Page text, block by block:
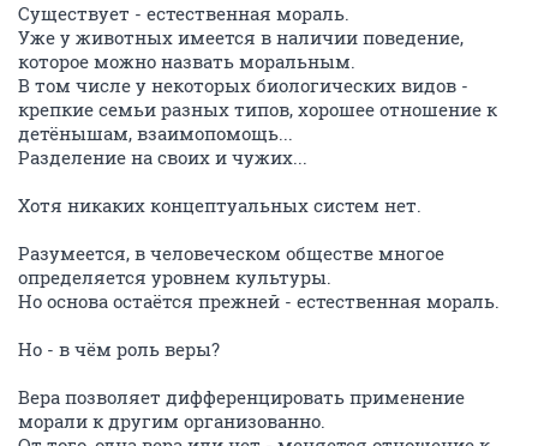
Существует - естественная мораль.
Уже у животных имеется в наличии поведение,
которое можно назвать моральным.
В том числе у некоторых биологических видов -
крепкие семьи разных типов, хорошее отношение к
детёнышам, взаимопомощь...
Разделение на своих и чужих...
Хотя никаких концептуальных систем нет.
Разумеется, в человеческом обществе многое
определяется уровнем культуры.
Но основа остаётся прежней - естественная мораль.
Но - в чём роль веры?
Вера позволяет дифференцировать применение
морали к другим организованно.